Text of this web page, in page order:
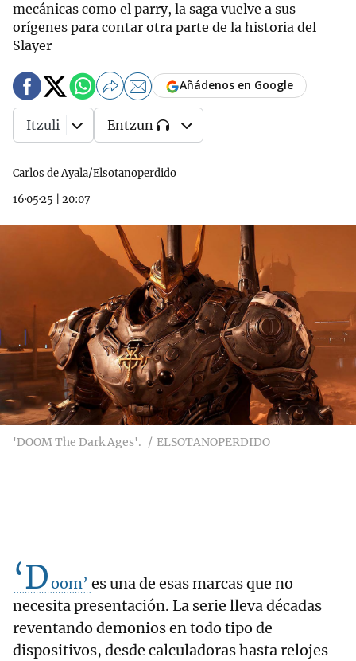
mecánicas como el parry, la saga vuelve a sus
orígenes para contar otra parte de la historia del
Slayer
Carlos de Ayala/Elsotanoperdido
16·05·25
20:07
Añádenos en Google
Itzuli Entzun
'DOOM The Dark Ages'. ELSOTANOPERDIDO
‘Doom’ es una de esas marcas que no
necesita presentación. La serie lleva décadas
reventando demonios en todo tipo de
dispositivos, desde calculadoras hasta relojes